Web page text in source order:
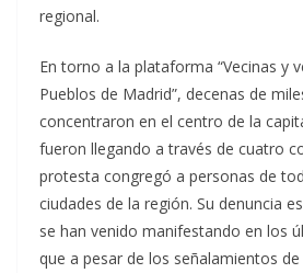
regional.
En torno a la plataforma “Vecinas y
Pueblos de Madrid”, decenas de
concentraron en el centro de la
fueron llegando a través de cuatro
protesta congregó a personas de
ciudades de la región. Su denuncia
se han venido manifestando en los
que a pesar de los señalamientos